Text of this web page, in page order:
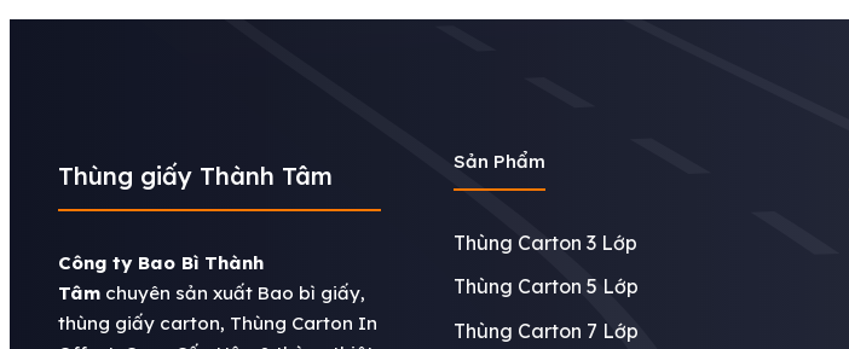
Thùng giấy Thành Tâm
Công ty Bao Bì Thành
Tâm chuyên sản xuất Bao bì giấy,
thùng giấy carton, Thùng Carton In
Sản Phẩm
Thùng Carton 3 Lớp
Thùng Carton 5 Lớp
Thùng Carton 7 Lớp